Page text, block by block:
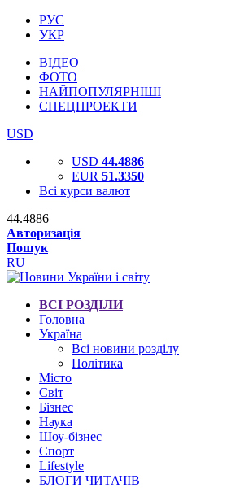
РУС
УКР
ВІДЕО
ФОТО
НАЙПОПУЛЯРНІШІ
СПЕЦПРОЕКТИ
USD
USD 44.4886
EUR 51.3350
Всі курси валют
44.4886
Авторизація
Пошук
RU
ВСІ РОЗДІЛИ
Головна
Україна
Всі новини розділу
Політика
Місто
Світ
Бізнес
Наука
Шоу-бізнес
Спорт
Lifestyle
БЛОГИ ЧИТАЧІВ